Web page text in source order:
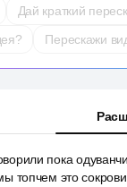
Дай краткий
Перескажи
пока
топчем это